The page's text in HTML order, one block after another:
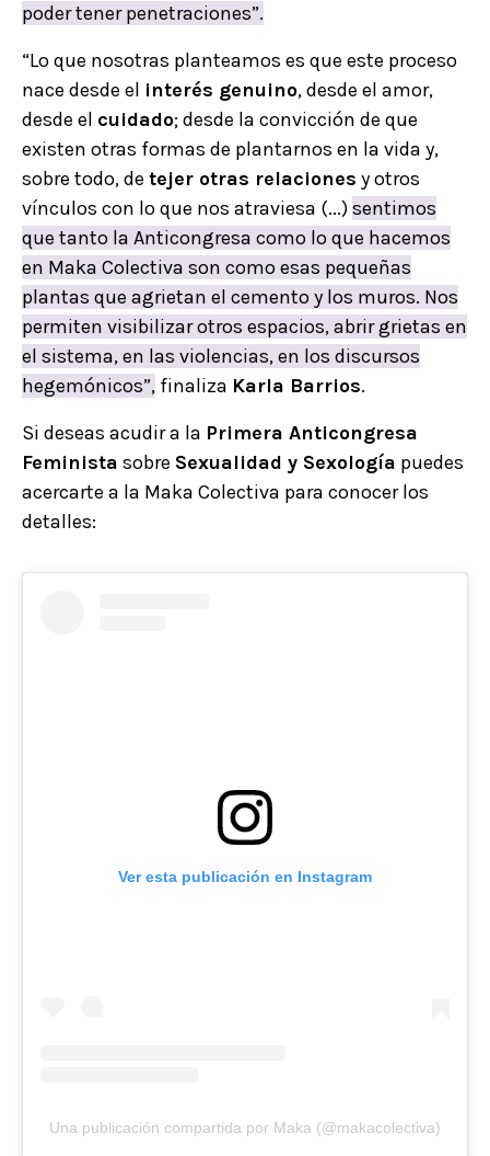
poder tener penetraciones”.
“Lo que nosotras planteamos es que este proceso
nace desde el interés genuino, desde el amor,
desde el cuidado; desde la convicción de que
existen otras formas de plantarnos en la vida y,
sobre todo, de tejer otras relaciones y otros
vínculos con lo que nos atraviesa (...)sentimos
que tanto la Anticongresa como lo que hacemos
en Maka Colectiva son como esas pequeñas
plantas que agrietan el cemento y los muros. Nos
permiten visibilizar otros espacios, abrir grietas en
el sistema, en las violencias, en los discursos
hegemónicos”, finaliza Karla Barrios.
Si deseas acudir a la Primera Anticongresa
Feminista sobre Sexualidad y Sexología puedes
acercarte a la Maka Colectiva para conocer los
detalles:
Ver esta publicación en Instagram
Una publicación compartida por Maka (@makacolectiva)